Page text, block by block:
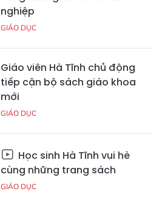
nghiệp
GIÁO DỤC
Giáo viên Hà Tĩnh chủ động
tiếp cận bộ sách giáo khoa
mới
GIÁO DỤC
Học sinh Hà Tĩnh vui hè
cùng những trang sách
GIÁO DỤC